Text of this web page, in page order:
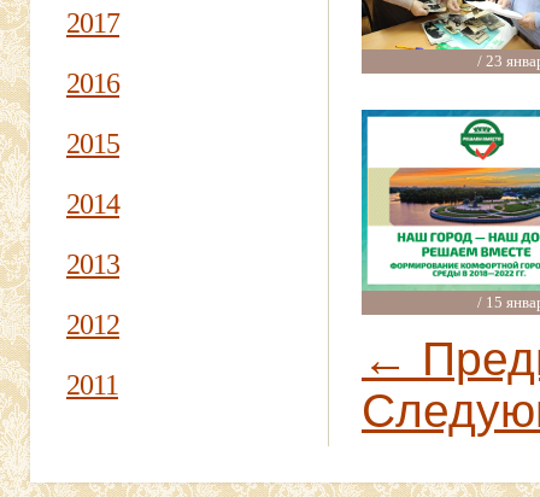
2017
2016
2015
2014
2013
2012
2011
/ 23
/ 15
←